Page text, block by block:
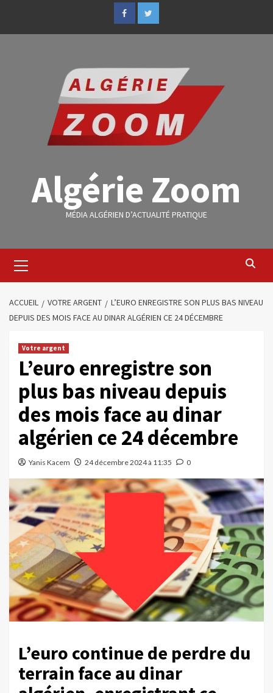
Algérie Zoom
MÉDIA ALGÉRIEN D’ACTUALITÉ PRATIQUE
ACCUEIL VOTRE ARGENT
L’EURO ENREGISTRE SON PLUS BAS NIVEAU
DEPUIS DES MOIS FACE AU DINAR ALGÉRIEN CE 24 DÉCEMBRE
Votre argent
L’euro enregistre son
plus bas niveau depuis
des mois face au dinar
algérien ce 24 décembre
Yanis Kacem 24 décembre 2024 à 11:35 0
L’euro continue de perdre du
terrain face au dinar